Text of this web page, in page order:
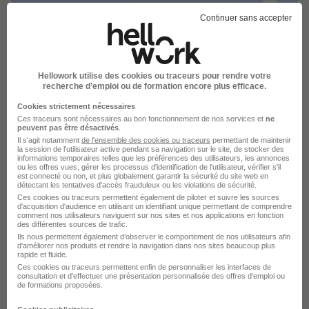
Secrétaire Polyvalent - Temps Partiel
H/F
XCELIUM
Lyon - 69 Intérim Temps partiel
12,79 € / heure
+ 1
Voir l’offre
il y a 22 jours
Assistant de Direction H/F
Continuer sans accepter
Hellowork utilise des cookies ou traceurs pour rendre votre
recherche d’emploi ou de formation encore plus efficace.
Cookies strictement nécessaires
Ces traceurs sont nécessaires au bon fonctionnement de nos services et ne
peuvent pas être désactivés
Il s'agit notamment de l'ensemble des cookies ou traceurs permettant de maintenir
la session de l'utilisateur active pendant sa navigation sur le site, de stocker des
informations temporaires telles que les préférences des utilisateurs, les annonces
ou les offres vues, gérer les processus d'identification de l'utilisateur, vérifier s'il
est connecté ou non, et plus globalement garantir la sécurité du site web en
détectant les tentatives d'accès frauduleux ou les violations de sécurité.
Ces cookies ou traceurs permettent également de piloter et suivre les sources
d'acquisition d'audience en utilisant un identifiant unique permettant de comprendre
comment nos utilisateurs naviguent sur nos sites et nos applications en fonction
des différentes sources de trafic.
Ils nous permettent également d’observer le comportement de nos utilisateurs afin
d'améliorer nos produits et rendre la navigation dans nos sites beaucoup plus
rapide et fluide.
Ces cookies ou traceurs permettent enfin de personnaliser les interfaces de
consultation et d'effectuer une présentation personnalisée des offres d'emploi ou
de formations proposées.